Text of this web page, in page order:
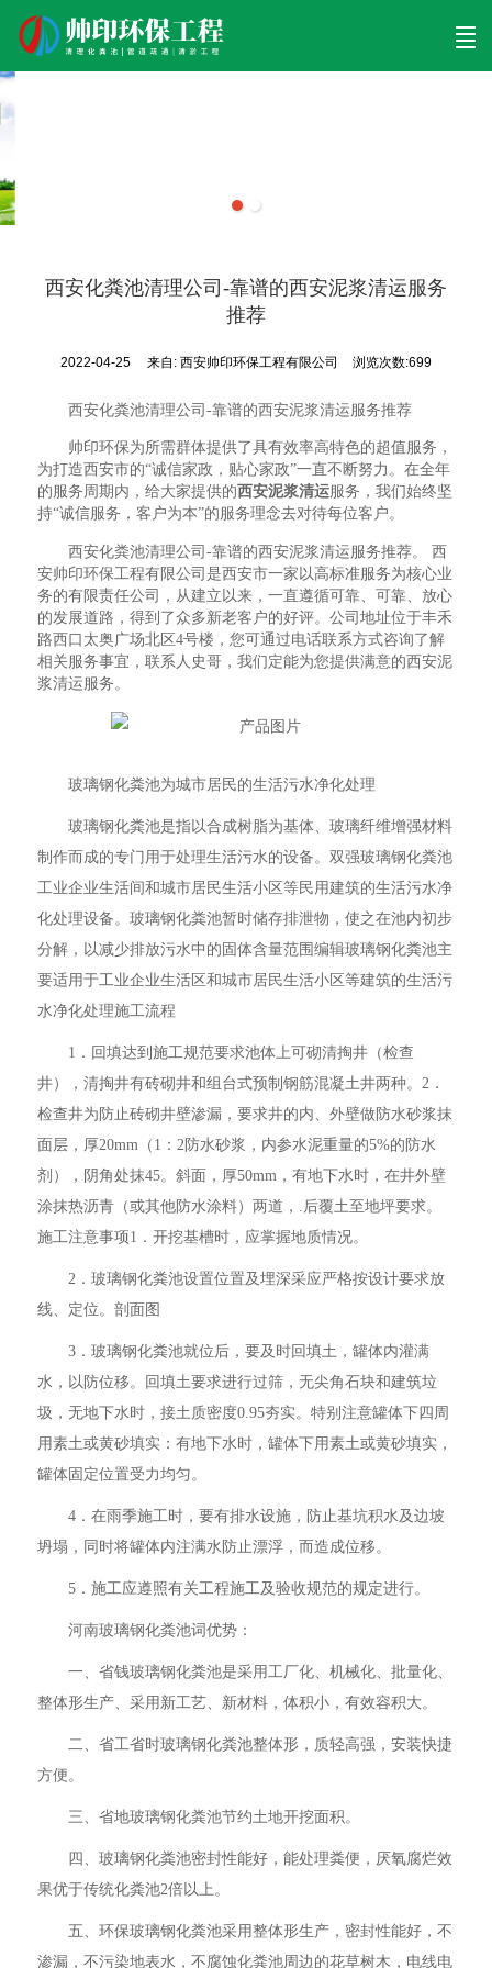
西安化粪池清理公司-靠谱的西安泥浆清运服务
推荐
2022-04-25 来自:西安帅印环保工程有限公司 浏览次数:699
西安化粪池清理公司-靠谱的西安泥浆清运服务推荐
帅印环保为所需群体提供了具有效率高特色的超值服务，
为打造西安市的“诚信家政，贴心家政”一直不断努力。在全年
的服务周期内，给大家提供的西安泥浆清运服务，我们始终坚
持“诚信服务，客户为本”的服务理念去对待每位客户。
西安化粪池清理公司-靠谱的西安泥浆清运服务推荐。 西
安帅印环保工程有限公司是西安市一家以高标准服务为核心业
务的有限责任公司，从建立以来，一直遵循可靠、可靠、放心
的发展道路，得到了众多新老客户的好评。公司地址位于丰禾
路西口太奥广场北区4号楼，您可通过电话联系方式咨询了解
相关服务事宜，联系人史哥，我们定能为您提供满意的西安泥
浆清运服务。
玻璃钢化粪池为城市居民的生活污水净化处理
玻璃钢化粪池是指以合成树脂为基体、玻璃纤维增强材料
制作而成的专门用于处理生活污水的设备。双强玻璃钢化粪池
工业企业生活间和城市居民生活小区等民用建筑的生活污水净
化处理设备。玻璃钢化粪池暂时储存排泄物，使之在池内初步
分解，以减少排放污水中的固体含量范围编辑玻璃钢化粪池主
要适用于工业企业生活区和城市居民生活小区等建筑的生活污
水净化处理施工流程
1．回填达到施工规范要求池体上可砌清掏井（检查
井），清掏井有砖砌井和组台式预制钢筋混凝土井两种。2．
检查井为防止砖砌井壁渗漏，要求井的内、外壁做防水砂浆抹
面层，厚20mm（1：2防水砂浆，内参水泥重量的5%的防水
剂），阴角处抹45。斜面，厚50mm，有地下水时，在井外壁
涂抹热沥青（或其他防水涂料）两道，.后覆土至地坪要求。
施工注意事项1．开挖基槽时，应掌握地质情况。
2．玻璃钢化粪池设置位置及埋深采应严格按设计要求放
线、定位。剖面图
3．玻璃钢化粪池就位后，要及时回填土，罐体内灌满
水，以防位移。回填土要求进行过筛，无尖角石块和建筑垃
圾，无地下水时，接土质密度0.95夯实。特别注意罐体下四周
用素土或黄砂填实：有地下水时，罐体下用素土或黄砂填实，
罐体固定位置受力均匀。
4．在雨季施工时，要有排水设施，防止基坑积水及边坡
坍塌，同时将罐体内注满水防止漂浮，而造成位移。
5．施工应遵照有关工程施工及验收规范的规定进行。
河南玻璃钢化粪池词优势：
一、省钱玻璃钢化粪池是采用工厂化、机械化、批量化、
整体形生产、采用新工艺、新材料，体积小，有效容积大。
二、省工省时玻璃钢化粪池整体形，质轻高强，安装快捷
方便。
三、省地玻璃钢化粪池节约土地开挖面积。
四、玻璃钢化粪池密封性能好，能处理粪便，厌氧腐烂效
果优于传统化粪池2倍以上。
五、环保玻璃钢化粪池采用整体形生产，密封性能好，不
渗漏，不污染地表水，不腐蚀化粪池周边的花草树木，电线电